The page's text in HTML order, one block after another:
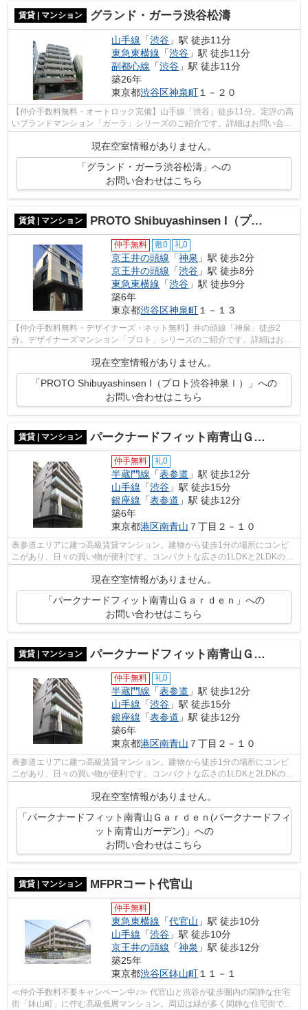
賃貸 | マンション グランド・ガーラ渋谷松濤
山手線 「渋谷 」駅 徒歩11分
東急東横線 「渋谷 」駅 徒歩11分
副都心線 「渋谷 」駅 徒歩11分
築26年
東京都渋谷区神泉町１－２０
【仲介手数料無料・オートロック完備】山手線「渋谷」徒歩11分。定評の高
いブランドマンション「ガーラ」シリーズのご紹介です。詳細はお問い合わ
せください。
現在空室情報がありません。
「グランド・ガーラ渋谷松濤」への
お問い合わせはこちら
賃貸 | マンション PROTO Shibuyashinsen I（プロト渋谷神泉Ⅰ）
仲手無料 敷0 礼0
京王井の頭線 「神泉 」駅 徒歩2分
京王井の頭線 「渋谷 」駅 徒歩8分
東急東横線 「渋谷 」駅 徒歩9分
築6年
東京都渋谷区神泉町 １－１３
【仲介手数料無料・デザイナーズ・ネット無料】井の頭線「神泉」徒歩2
分。デザイナーズマンション「プロト」シリーズのご紹介です。詳細はお問
現在空室情報がありません。
「PROTO Shibuyashinsen I（プロト渋谷神泉Ⅰ）」への
お問い合わせはこちら
賃貸 | マンション パークナードフィット南青山Ｇａｒｄｅｎ
仲手無料 礼0
半蔵門線 「表参道 」駅 徒歩12分
山手線 「渋谷 」駅 徒歩15分
銀座線 「表参道 」駅 徒歩12分
築6年
東京都港区南青山 ７丁目２－１０
表参道エリアに建つ高級賃貸マンション。建物から徒歩1分の場所にコンビ
ニがあり、日々の買い物が便利です。コンパクトな広さの1LDKと2LDKの住
現在空室情報がありません。
「パークナードフィット南青山Ｇａｒｄｅｎ」への
お問い合わせはこちら
賃貸 | マンション パークナードフィット南青山Ｇａｒｄｅｎ(パークナードフィット南青山ガーデン)
仲手無料 礼0
半蔵門線 「表参道 」駅 徒歩12分
山手線 「渋谷 」駅 徒歩15分
銀座線 「表参道 」駅 徒歩12分
築6年
東京都港区南青山 ７丁目２－１０
表参道エリアに建つ高級賃貸マンション。建物から徒歩1分の場所にコンビ
ニがあり、日々の買い物が便利です。コンパクトな広さの1LDKと2LDKの住
戸を揃えており、シングルやディンクスに...
現在空室情報がありません。
「パークナードフィット南青山Ｇａｒｄｅｎ(パークナードフィ
ット南青山ガーデン)」への
お問い合わせはこちら
賃貸 | マンション MFPRコート代官山
仲手無料
東急東横線 「代官山 」駅 徒歩10分
山手線 「渋谷 」駅 徒歩10分
京王井の頭線 「神泉 」駅 徒歩12分
築25年
東京都渋谷区鉢山町１１－１
≪仲介手数料不要キャンペーン中♪≫ 代官山と渋谷が徒歩圏内の閑静な住宅
街「鉢山町」に佇む高級低層マンション。周辺は緑が多く閑静な住宅街です